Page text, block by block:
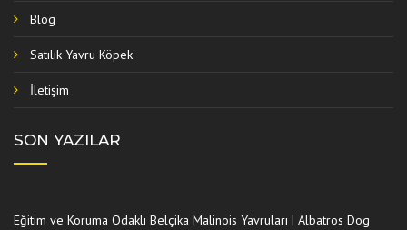
Blog
Satılık Yavru Köpek
İletişim
SON YAZILAR
Eğitim ve Koruma Odaklı Belçika Malinois Yavruları | Albatros Dog